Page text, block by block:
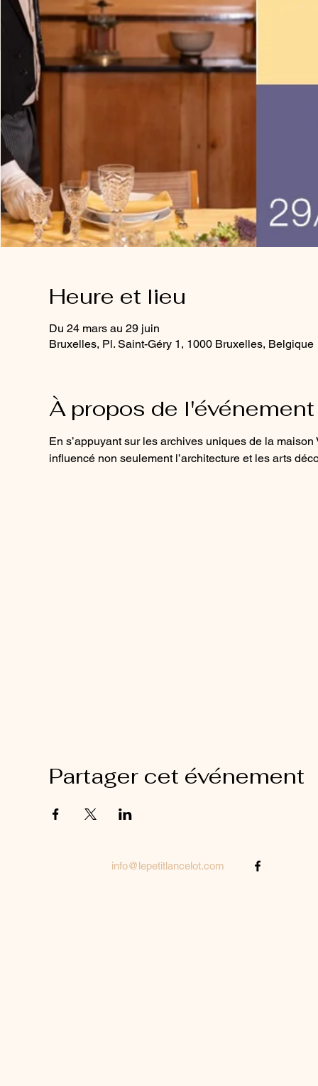
Heure et lieu
Du 24 mars au 29 juin
Bruxelles, Pl. Saint-Géry 1, 1000 Bruxelles, Belgique
À propos de l'événement
En s’appuyant sur les archives uniques de la
influencé non seulement l’architecture et les arts
Partager cet événement
info@lepetitlancelot.com